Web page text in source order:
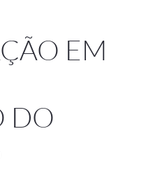
EM
DO